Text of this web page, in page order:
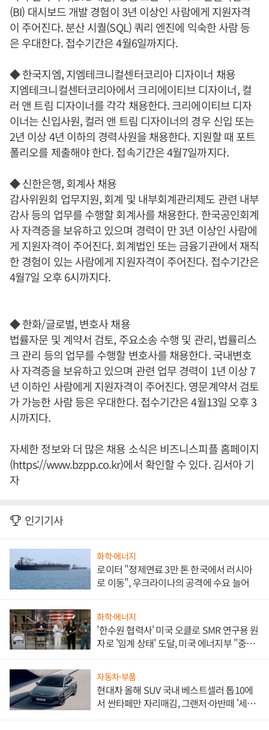
(BI) 대시보드 개발 경험이 3년 이상인 사람에게 지원자격
이 주어진다. 분산 시퀄(SQL) 쿼리 엔진에 익숙한 사람 등
은 우대한다. 접수기간은 4월6일까지다.
◆ 한국지엠, 지엠테크니컬센터코리아 디자이너 채용
지엠테크니컬센터코리아에서 크리에이티브 디자이너, 컬
러 앤 트림 디자이너를 각각 채용한다. 크리에이티브 디자
이너는 신입사원, 컬러 앤 트림 디자이너의 경우 신입 또는
2년 이상 4년 이하의 경력사원을 채용한다. 지원할 때 포트
폴리오를 제출해야 한다. 접속기간은 4월7일까지다.
◆ 신한은행, 회계사 채용
감사위원회 업무지원, 회계 및 내부회계관리제도 관련 내부
감사 등의 업무를 수행할 회계사를 채용한다. 한국공인회계
사 자격증을 보유하고 있으며 경력이 만 3년 이상인 사람에
게 지원자격이 주어진다. 회계법인 또는 금융기관에서 재직
한 경험이 있는 사람에게 지원자격이 주어진다. 접수기간은
4월7일 오후 6시까지다.
◆ 한화/글로벌, 변호사 채용
법률자문 및 계약서 검토, 주요소송 수행 및 관리, 법률리스
크 관리 등의 업무를 수행할 변호사를 채용한다. 국내변호
사 자격증을 보유하고 있으며 관련 업무 경력이 1년 이상 7
년 이하인 사람에게 지원자격이 주어진다. 영문계약서 검토
가 가능한 사람 등은 우대한다. 접수기간은 4월13일 오후 3
시까지다.
자세한 정보와 더 많은 채용 소식은 비즈니스피플 홈페이지
(https://www.bzpp.co.kr)에서 확인할 수 있다. 김서아 기
자
인기기사
화학·에너지
로이터 "정제연료 3만 톤 한국에서 러시아
로 이동", 우크라이나의 공격에 수요 늘어
화학·에너지
'한수원 협력사' 미국 오클로 SMR 연구용 원
자로 '임계 상태' 도달, 미국 에너지부 "중요
자동차·부품
현대차 올해 SUV 국내 베스트셀러 톱10에
서 싼타페만 자리매김, 그랜저·아반떼 '세단